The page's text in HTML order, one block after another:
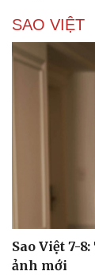
SAO VIỆT
Sao Việt 7-
ảnh mới